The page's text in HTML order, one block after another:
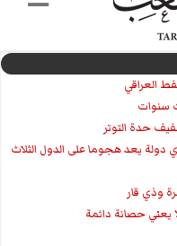
حدة التوتر
يعد هجوما على الدول الثلاث
وذي قار
يعني حصانة دائمة